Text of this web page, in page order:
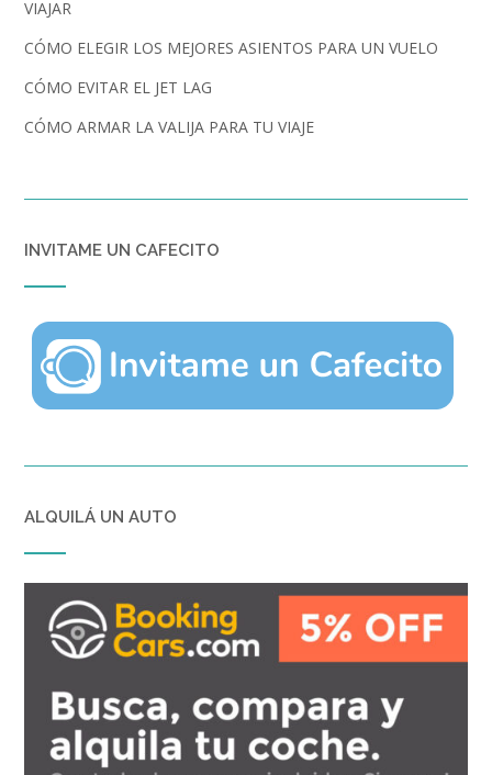
VIAJAR
CÓMO ELEGIR LOS MEJORES ASIENTOS PARA UN VUELO
CÓMO EVITAR EL JET LAG
CÓMO ARMAR LA VALIJA PARA TU VIAJE
INVITAME UN CAFECITO
ALQUILÁ UN AUTO